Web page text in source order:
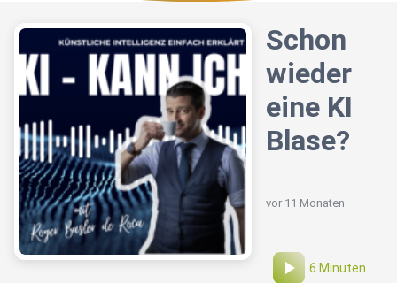
Schon
wieder
eine KI
Blase?
vor 11 Monaten
6 Minuten